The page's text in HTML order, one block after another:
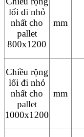
lối đi nhỏ
nhất cho
pallet
800x1200
mm
Chiều rộng
lối đi nhỏ
nhất cho
pallet
1000x1200
mm